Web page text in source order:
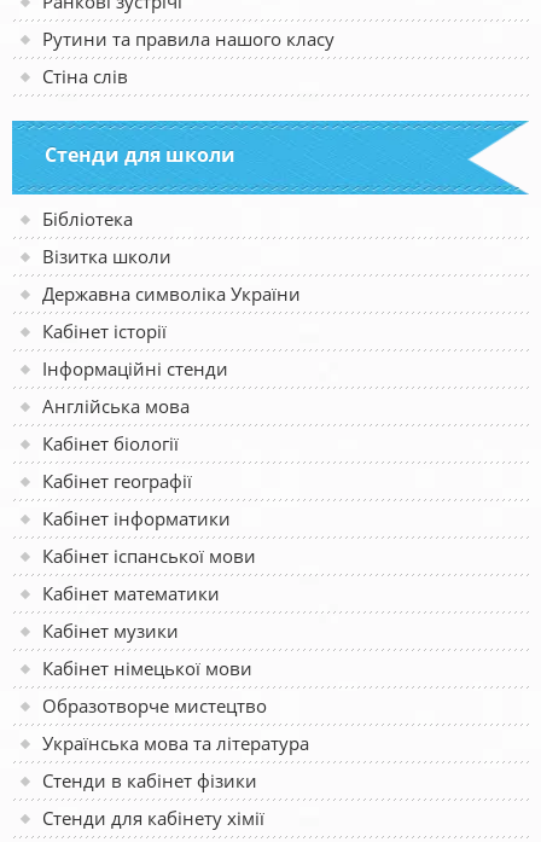
Рутини та правила нашого класу
Стіна слів
Стенди для школи
Бібліотека
Візитка школи
Державна символіка України
Кабінет історії
Інформаційні стенди
Англійська мова
Кабінет біології
Кабінет географії
Кабінет інформатики
Кабінет іспанської мови
Кабінет математики
Кабінет музики
Кабінет німецької мови
Образотворче мистецтво
Українська мова та література
Стенди в кабінет фізики
Стенди для кабінету хімії